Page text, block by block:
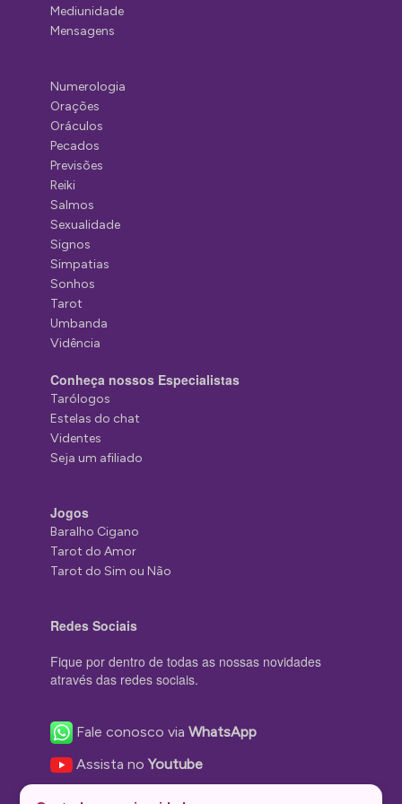
Mediunidade
Mensagens
Numerologia
Orações
Oráculos
Pecados
Previsões
Reiki
Salmos
Sexualidade
Signos
Simpatias
Sonhos
Tarot
Umbanda
Vidência
Conheça nossos Especialistas
Tarólogos
Estelas do chat
Videntes
Seja um afiliado
Jogos
Baralho Cigano
Tarot do Amor
Tarot do Sim ou Não
Redes Sociais
Fique por dentro de todas as nossas novidades
através das redes sociais.
Fale conosco viaWhatsApp
Assista noYoutube